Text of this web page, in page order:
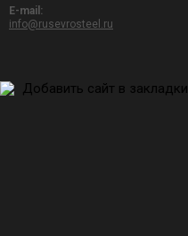
E-mail:
info@rusevrosteel.ru
Добавить сайт в закладки